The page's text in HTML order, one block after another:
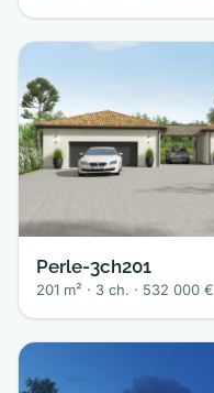
Perle-3ch201
201 m² · 3 ch. · 532 000 €